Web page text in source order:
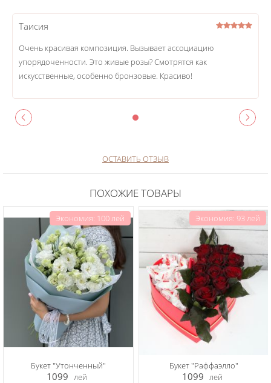
Таисия
Очень красивая композиция. Вызывает ассоциацию
упорядоченности. Это живые розы? Смотрятся как
искусственные, особенно бронзовые. Красиво!
ОСТАВИТЬ ОТЗЫВ
ПОХОЖИЕ ТОВАРЫ
Экономия: 100 лей
Букет "Утонченный"
1099 лей
Экономия: 93 лей
Букет "Раффаэлло"
1099 лей